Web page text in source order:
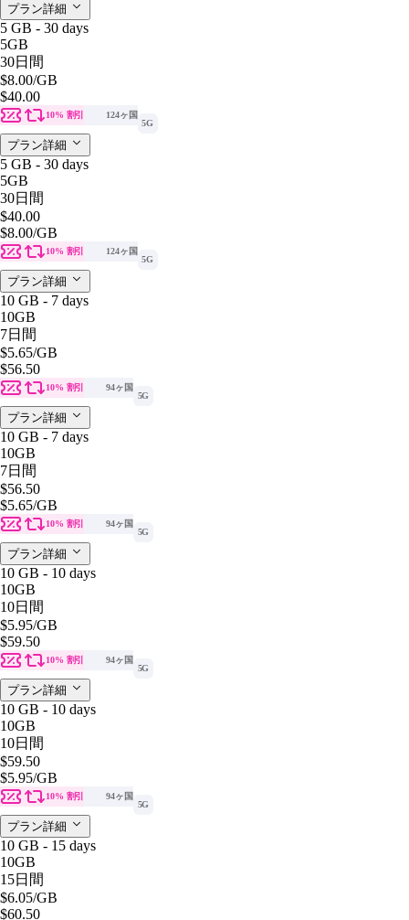
プラン詳細
5 GB - 30 days
5GB
30日間
$8.00/GB
$40.00
10% 割引
124ヶ国
5G
プラン詳細
5 GB - 30 days
5GB
30日間
$40.00
$8.00/GB
10% 割引
124ヶ国
5G
プラン詳細
10 GB - 7 days
10GB
7日間
$5.65/GB
$56.50
10% 割引
94ヶ国
5G
プラン詳細
10 GB - 7 days
10GB
7日間
$56.50
$5.65/GB
10% 割引
94ヶ国
5G
プラン詳細
10 GB - 10 days
10GB
10日間
$5.95/GB
$59.50
10% 割引
94ヶ国
5G
プラン詳細
10 GB - 10 days
10GB
10日間
$59.50
$5.95/GB
10% 割引
94ヶ国
5G
プラン詳細
10 GB - 15 days
10GB
15日間
$6.05/GB
$60.50